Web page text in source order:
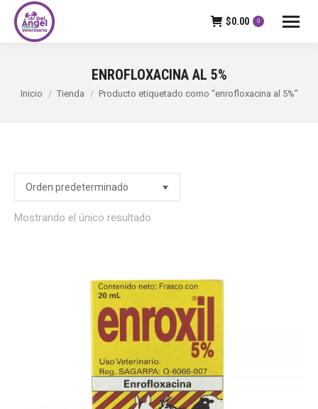
$0.00 0
ENROFLOXACINA AL 5%
Estás aquí:
Inicio Tienda Producto etiquetado como “enrofloxacina al 5%”
Mostrando el único resultado